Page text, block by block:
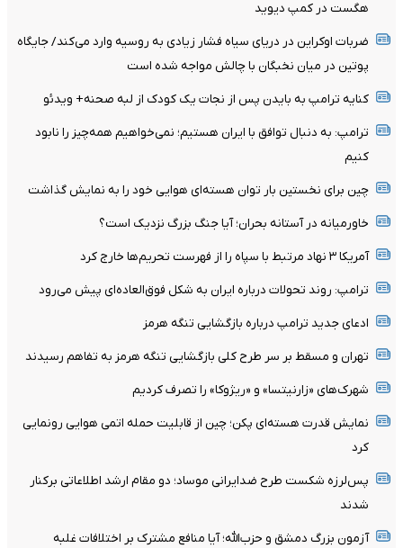
هگست در کمپ دیوید
ضربات اوکراین در دریای سیاه فشار زیادی به روسیه وارد می‌کند/ جایگاه
پوتین در میان نخبگان با چالش مواجه شده است
کنایه ترامپ به بایدن پس از نجات یک کودک از لبه صحنه+ ویدئو
ترامپ: به دنبال توافق با ایران هستیم؛ نمی‌خواهیم همه‌چیز را نابود
کنیم
چین برای نخستین بار توان هسته‌ای هوایی خود را به نمایش گذاشت
خاورمیانه در آستانه بحران؛ آیا جنگ بزرگ نزدیک است؟
آمریکا ۳ نهاد مرتبط با سپاه را از فهرست تحریم‌ها خارج کرد
ترامپ: روند تحولات درباره ایران به شکل فوق‌العاده‌ای پیش می‌رود
ادعای جدید ترامپ درباره بازگشایی تنگه هرمز
تهران و مسقط بر سر طرح کلی بازگشایی تنگه هرمز به تفاهم رسیدند
شهرک‌های «زارنیتسا» و «ریژوکا» را تصرف کردیم
نمایش قدرت هسته‌ای پکن؛ چین از قابلیت حمله اتمی هوایی رونمایی
کرد
پس‌لرزه شکست طرح ضدایرانی موساد؛ دو مقام ارشد اطلاعاتی برکنار
شدند
آزمون بزرگ دمشق و حزب‌الله؛ آیا منافع مشترک بر اختلافات غلبه